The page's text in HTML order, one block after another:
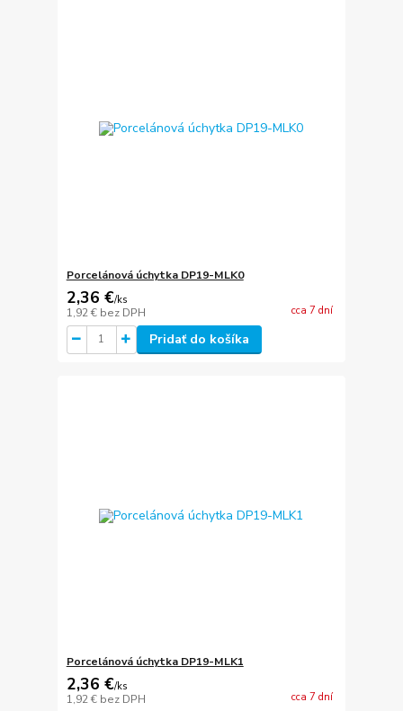
Porcelánová úchytka DP19-MLK0
2,36 €/ks
1,92 € bez DPH cca 7 dní
Pridať do košíka
Porcelánová úchytka DP19-MLK1
2,36 €/ks
1,92 € bez DPH cca 7 dní